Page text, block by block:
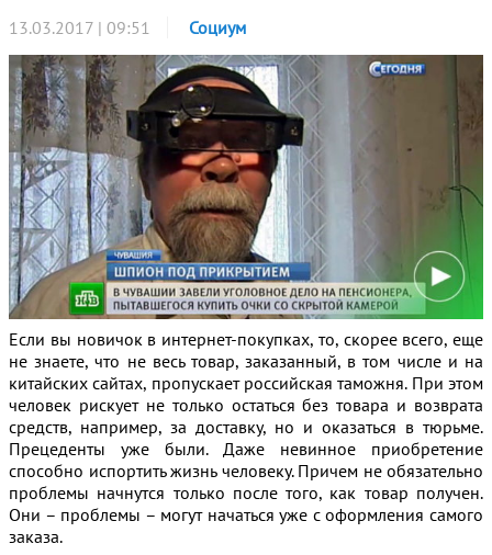
13.03.2017 | 09:51 Социум
Если вы новичок в интернет-покупках, то, скорее всего, еще
не знаете, что не весь товар, заказанный, в том числе и на
китайских сайтах, пропускает российская таможня. При этом
человек рискует не только остаться без товара и возврата
средств, например, за доставку, но и оказаться в тюрьме.
Прецеденты уже были. Даже невинное приобретение
способно испортить жизнь человеку. Причем не обязательно
проблемы начнутся только после того, как товар получен.
Они – проблемы – могут начаться уже с оформления самого
заказа.